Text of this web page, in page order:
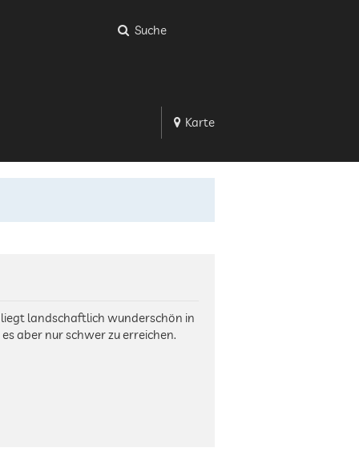
Suche
Karte
landschaftlich wunderschön in
aber nur schwer zu erreichen.